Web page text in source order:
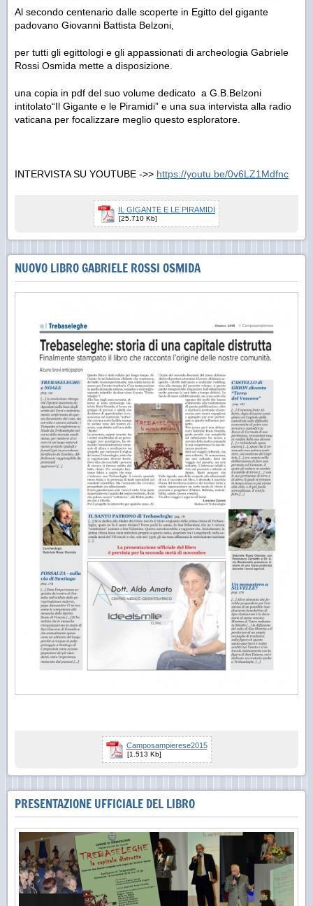
Al secondo centenario dalle scoperte in Egitto del gigante
padovano Giovanni Battista Belzoni,
per tutti gli egittologi e gli appassionati di archeologia Gabriele
Rossi Osmida mette a disposizione.
una copia in pdf del suo volume dedicato a G.B.Belzoni
intitolato“Il Gigante e le Piramidi” e una sua intervista alla radio
vaticana per focalizzare meglio questo esploratore.
INTERVISTA SU YOUTUBE ->> https://youtu.be/0v6LZ1Mdfnc
IL GIGANTE E LE PIRAMIDI
[25.710 Kb]
NUOVO LIBRO GABRIELE ROSSI OSMIDA
Camposampierese2015
[1.513 Kb]
PRESENTAZIONE UFFICIALE DEL LIBRO